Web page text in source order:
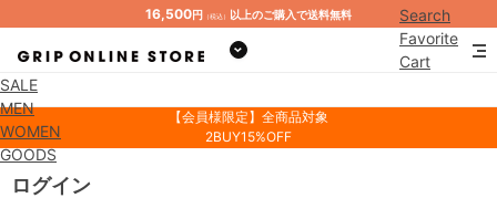
16,500円 （税込） 以上のご購入で送料無料
Search
Favorite
Cart
SALE
MEN
WOMEN
GOODS
【会員様限定】全商品対象
2BUY15%OFF
ログイン